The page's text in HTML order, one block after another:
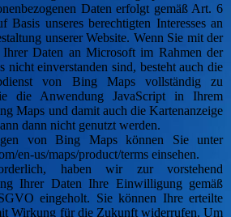
Daten erfolgt gemäß Art. 6
unseres berechtigten Interesses an
unserer Website. Wenn Sie mit der
Daten an Microsoft im Rahmen der
einverstanden sind, besteht auch die
von Bing Maps vollständig zu
die Anwendung JavaScript in Ihrem
Maps und damit auch die Kartenanzeige
dann nicht genutzt werden.
von Bing Maps können Sie unter
en-us/maps/product/terms einsehen.
haben wir zur vorstehend
Ihrer Daten Ihre Einwilligung gemäß
eingeholt. Sie können Ihre erteilte
Wirkung für die Zukunft widerrufen. Um